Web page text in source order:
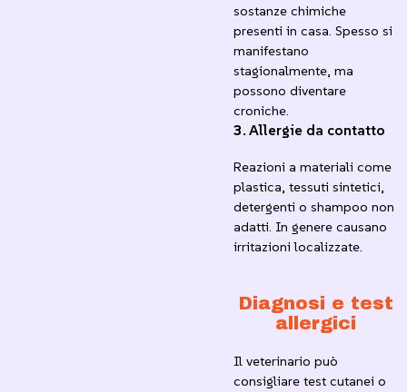
sostanze chimiche
presenti in casa. Spesso si
manifestano
stagionalmente, ma
possono diventare
croniche.
3.Allergie da contatto
Reazioni a materiali come
plastica, tessuti sintetici,
detergenti o shampoo non
adatti. In genere causano
irritazioni localizzate.
Diagnosi e test
allergici
Il veterinario può
consigliare test cutanei o